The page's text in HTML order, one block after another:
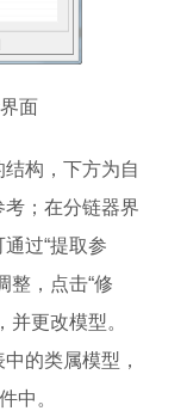
面
构，下方为自
；在分链器界
过“提取参
整，点击“修
并更改模型。
的类属模型，
中。